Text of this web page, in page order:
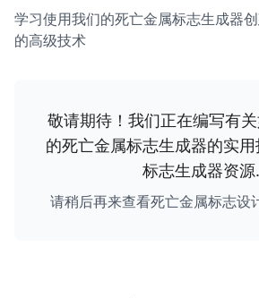
学习使用我们的死亡金属标志生成器
的高级技术
敬请期待！我们正在编写有
的死亡金属标志生成器的实用
标志生成器资源.
请稍后再来查看死亡金属标志设